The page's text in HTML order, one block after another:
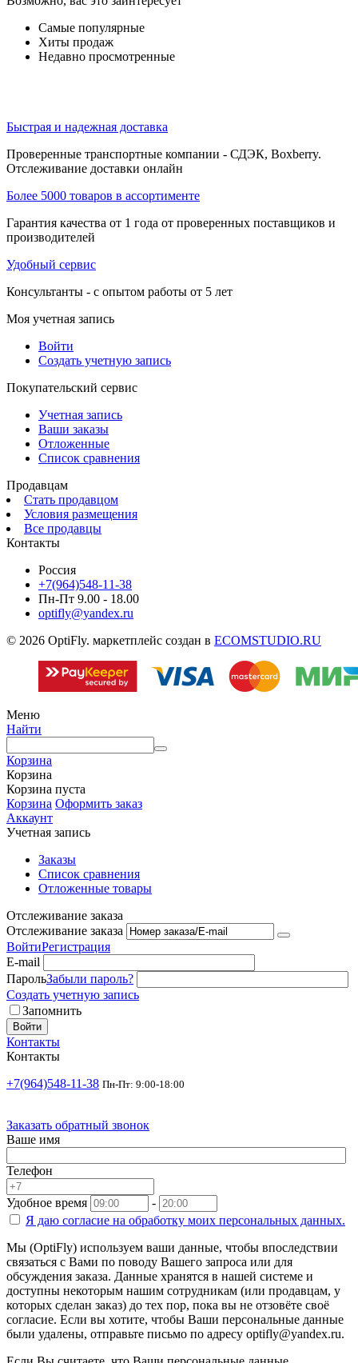
Самые популярные
Хиты продаж
Недавно просмотренные
Быстрая и надежная доставка
Проверенные транспортные компании - СДЭК, Boxberry.
Отслеживание доставки онлайн
Более 5000 товаров в ассортименте
Гарантия качества от 1 года от проверенных поставщиков и
производителей
Удобный сервис
Консультанты - с опытом работы от 5 лет
Моя учетная запись
Войти
Создать учетную запись
Покупательский сервис
Учетная запись
Ваши заказы
Отложенные
Список сравнения
Продавцам
Стать продавцом
Условия размещения
Все продавцы
Контакты
Россия
+7(964)548-11-38
Пн-Пт 9.00 - 18.00
optifly@yandex.ru
© 2026 OptiFly. маркетплейс создан в ECOMSTUDIO.RU
Меню
Найти
Корзина
Корзина
Корзина пуста
Корзина Оформить заказ
Аккаунт
Учетная запись
Заказы
Список сравнения
Отложенные товары
Отслеживание заказа
Отслеживание заказа
ВойтиРегистрация
E-mail
ПарольЗабыли пароль?
Создать учетную запись
Запомнить
Войти
Контакты
Контакты
+7(964)548-11-38 Пн-Пт: 9:00-18:00
Заказать обратный звонок
Ваше имя
Телефон
Удобное время
-
Я даю согласие на обработку моих персональных данных.
Мы (OptiFly) используем ваши данные, чтобы впоследствии
связаться с Вами по поводу Вашего запроса или для
обсуждения заказа. Данные хранятся в нашей системе и
доступны некоторым нашим сотрудникам (или продавцам, у
которых сделан заказ) до тех пор, пока вы не отзовёте своё
согласие. Если вы хотите, чтобы Ваши персональные данные
были удалены, отправьте письмо по адресу optifly@yandex.ru.